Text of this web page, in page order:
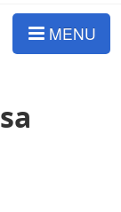
MENU